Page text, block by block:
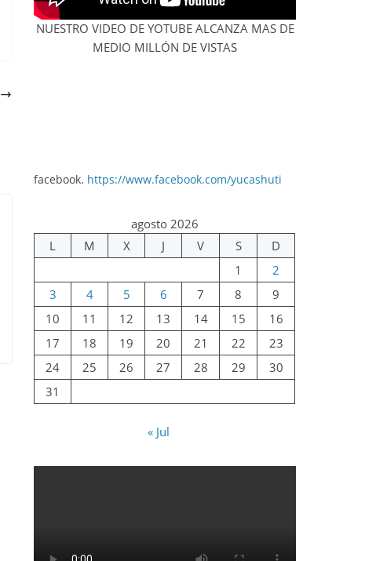
NUESTRO VIDEO DE YOTUBE ALCANZA MAS DE
MEDIO MILLÓN DE VISTAS
facebook. https://www.facebook.com/yucashuti
agosto 2026
L
M X J V S
D
1
2
3
4 5 6 7 8
9
10
11 12 13 14 15
16
17
18 19 20 21 22
23
24
25 26 27 28 29
30
31
« Jul